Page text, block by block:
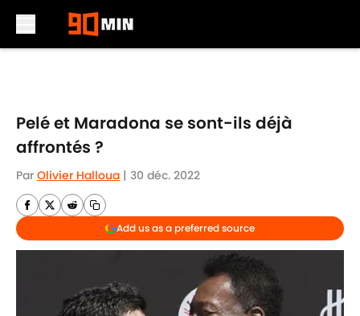
Pelé et Maradona se sont-ils déjà
affrontés ?
Par Olivier Halloua | 30 déc. 2022
Add us as a preferred source